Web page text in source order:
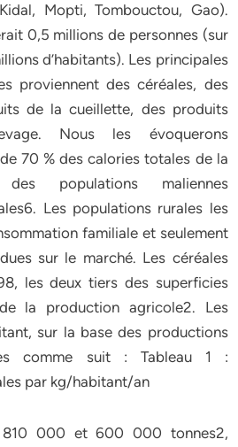
Mopti, Tombouctou, Gao).
0,5 millions de personnes (sur
d’habitants). Les principales
proviennent des céréales, des
de la cueillette, des produits
Nous les évoquerons
70 % des calories totales de la
populations maliennes
Les populations rurales les
familiale et seulement
sur le marché. Les céréales
les deux tiers des superficies
la production agricole2. Les
sur la base des productions
comme suit : Tableau 1 :
par kg/habitant/an
000 et 600 000 tonnes2,